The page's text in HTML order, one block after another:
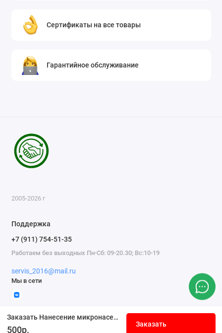
Заказать Нанесение микронасечки на полотно ножниц
500р.
Заказать
Сертификаты на все товары
Гарантийное обслуживание
2005-2026 г
Поддержка
+7 (911) 754-51-35
Работаем без выходных Пн-Сб: 09-20.30; Вс:10-19
servis_2016@mail.ru
Мы в сети